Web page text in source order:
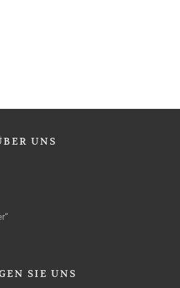
UNS
SIE UNS